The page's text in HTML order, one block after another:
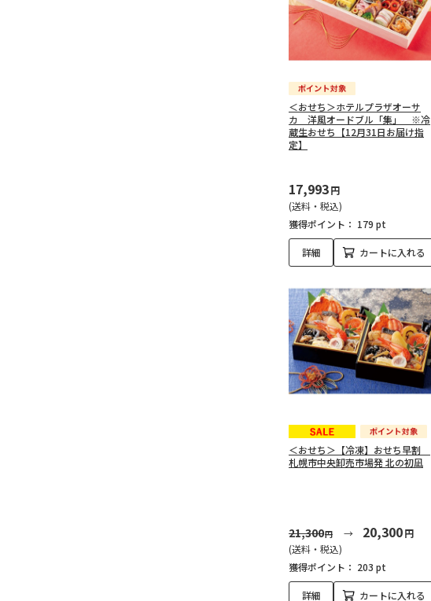
＜おせち＞ホテルプラザオーサ
カ 洋風オードブル「集」 ※冷
蔵生おせち【12月31日お届け指
定】
17,993円
(送料・税込)
獲得ポイント： 179 pt
詳細 カートに入れる
＜おせち＞【冷凍】おせち早割
札幌市中央卸売市場発 北の初凪
21,300円 20,300円
(送料・税込)
獲得ポイント： 203 pt
詳細 カートに入れる